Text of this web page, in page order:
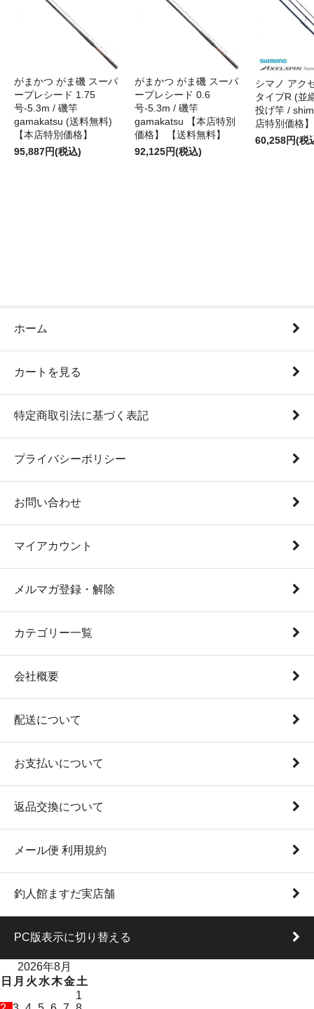
がまかつ がま磯 スーパ
ープレシード 1.75
号-5.3m / 磯竿
gamakatsu (送料無料)
【本店特別価格】
95,887円(税込)
がまかつ がま磯 スーパ
ープレシード 0.6
号-5.3m / 磯竿
gamakatsu 【本店特別
価格】 【送料無料】
92,125円(税込)
シマノ アク
タイプR (並
投げ竿 /
店特別価格】
60,258円(税
ホーム
カートを見る
特定商取引法に基づく表記
プライバシーポリシー
お問い合わせ
マイアカウント
メルマガ登録・解除
カテゴリー一覧
会社概要
配送について
お支払いについて
返品交換について
メール便 利用規約
釣人館ますだ実店舗
PC版表示に切り替える
2026年8月
日 月 火 水木金土
1